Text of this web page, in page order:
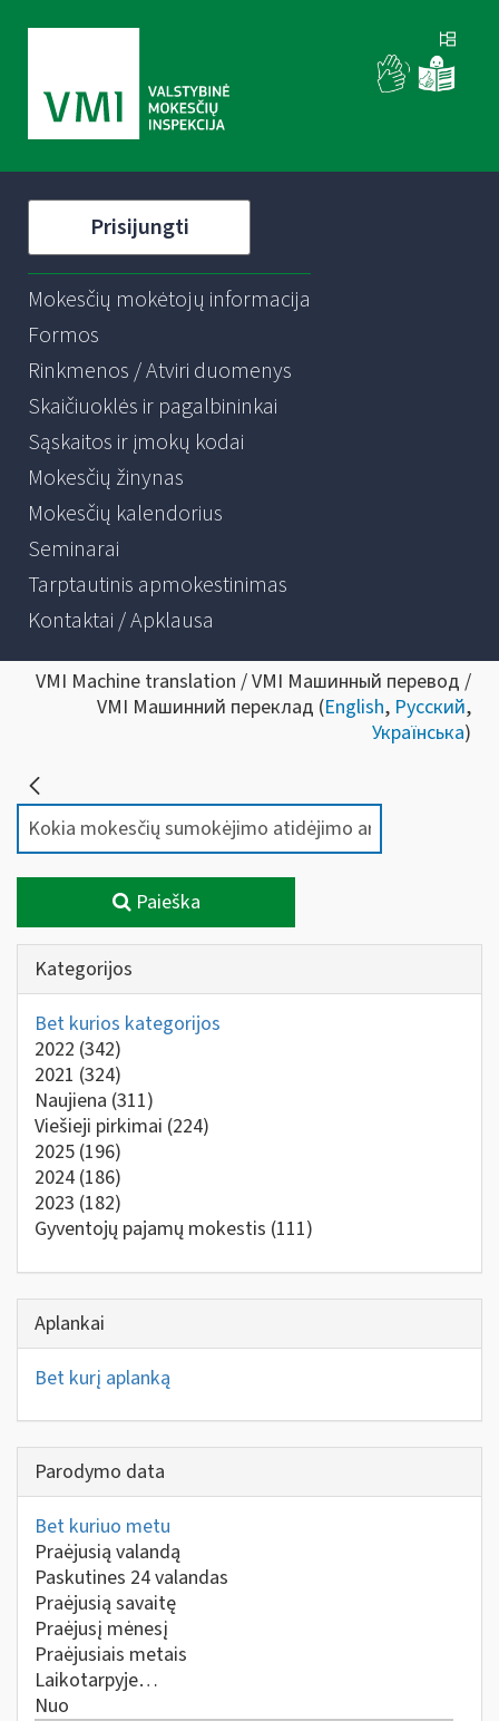
Prisijungti
Mokesčių mokėtojų informacija
Formos
Rinkmenos / Atviri duomenys
Skaičiuoklės ir pagalbininkai
Sąskaitos ir įmokų kodai
Mokesčių žinynas
Mokesčių kalendorius
Seminarai
Tarptautinis apmokestinimas
Kontaktai / Apklausa
VMI Machine translation / VMI Машинный перевод /
VMI Машинний переклад (English, Русский,
Українська)
Paieška
Kategorijos
Bet kurios kategorijos
2022 (342)
2021 (324)
Naujiena (311)
Viešieji pirkimai (224)
2025 (196)
2024 (186)
2023 (182)
Gyventojų pajamų mokestis (111)
Aplankai
Bet kurį aplanką
Parodymo data
Bet kuriuo metu
Praėjusią valandą
Paskutines 24 valandas
Praėjusią savaitę
Praėjusį mėnesį
Praėjusiais metais
Laikotarpyje…
Nuo